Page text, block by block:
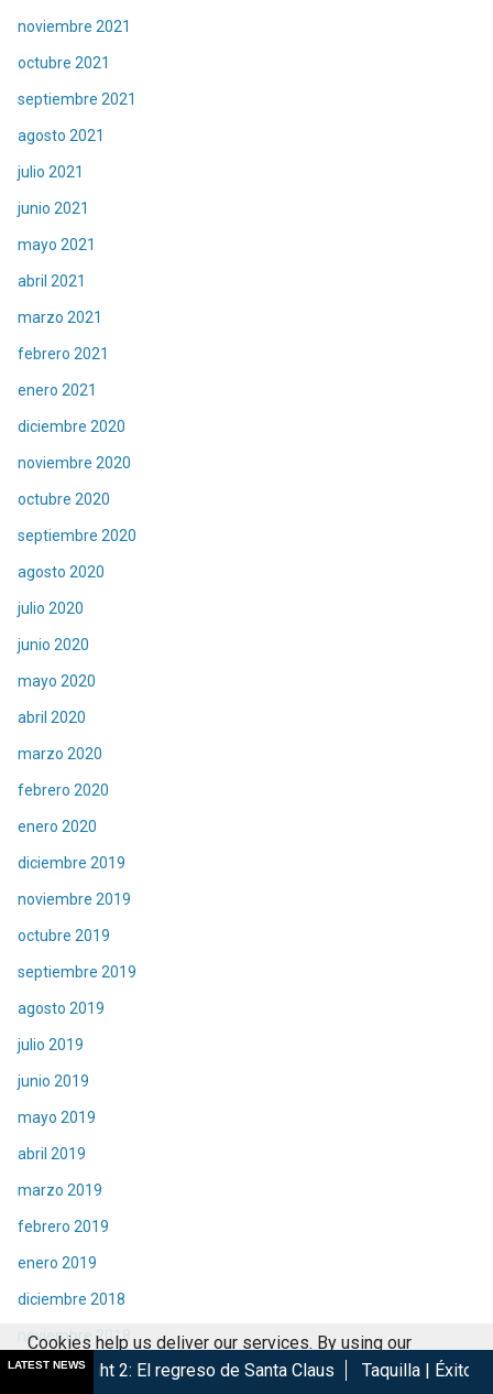
noviembre 2021
octubre 2021
septiembre 2021
agosto 2021
julio 2021
junio 2021
mayo 2021
abril 2021
marzo 2021
febrero 2021
enero 2021
diciembre 2020
noviembre 2020
octubre 2020
septiembre 2020
agosto 2020
julio 2020
junio 2020
mayo 2020
abril 2020
marzo 2020
febrero 2020
enero 2020
diciembre 2019
noviembre 2019
octubre 2019
septiembre 2019
agosto 2019
julio 2019
junio 2019
mayo 2019
abril 2019
marzo 2019
febrero 2019
enero 2019
diciembre 2018
noviembre 2018
octubre 2018
LATEST NEWS
regreso de Santa Claus Taquilla | Éxito de Spider-Man
Cookies help us deliver our services. By using our
services, you agree to our use of cookies.
Got it